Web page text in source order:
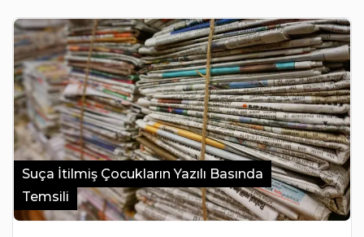
Suça İtilmiş Çocukların Yazılı Basında
Temsili